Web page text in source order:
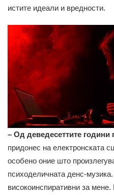
истите идеали и вредности.
– Од деведесеттите години
придонес на електронската
особено оние што
психоделичната денс-
високоинспиративни за